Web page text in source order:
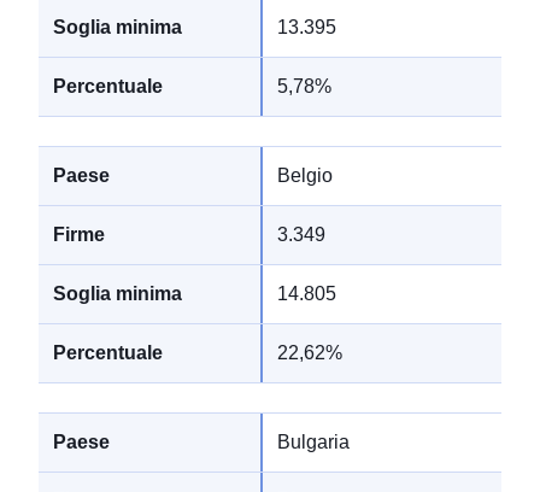
13.395
5,78%
Belgio
3.349
14.805
22,62%
Bulgaria